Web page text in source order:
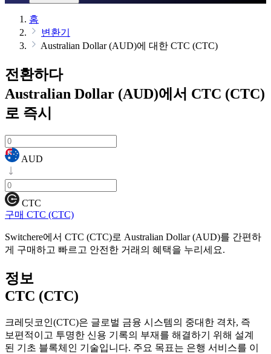
홈
변환기
Australian Dollar (AUD)에 대한 CTC (CTC)
전환하다
Australian Dollar (AUD)에서 CTC (CTC)
로 즉시
AUD
CTC
구매 CTC (CTC)
Switchere에서 CTC (CTC)로 Australian Dollar (AUD)를 간편하
게 구매하고 빠르고 안전한 거래의 혜택을 누리세요.
정보
CTC (CTC)
크레딧코인(CTC)은 글로벌 금융 시스템의 중대한 격차, 즉
보편적이고 투명한 신용 기록의 부재를 해결하기 위해 설계
된 기초 블록체인 기술입니다. 주요 목표는 은행 서비스를 이